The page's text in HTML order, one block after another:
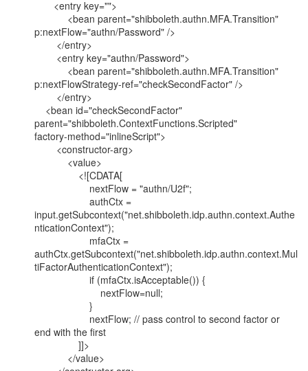
p:nextFlow="authn/Password" />
p:nextFlowStrategy-ref="checkSecondFactor" />
parent="shibboleth.ContextFunctions.Scripted"
factory-method="inlineScript">
input.getSubcontext("net.shibboleth.idp.authn.context.Authe
nticationContext");
authCtx.getSubcontext("net.shibboleth.idp.authn.context.Mul
tiFactorAuthenticationContext");
end with the first